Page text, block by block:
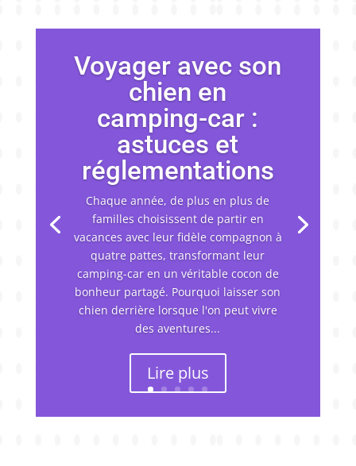
Voyager avec son
chien en
camping-car :
astuces et
réglementations
Chaque année, de plus en plus de
familles choisissent de partir en
vacances avec leur fidèle compagnon à
quatre pattes, transformant leur
camping-car en un véritable cocon de
bonheur partagé. Pourquoi laisser son
chien derrière lorsque l'on peut vivre
des aventures...
Lire plus